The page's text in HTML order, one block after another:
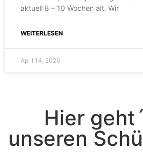
aktuell 8 – 10 Wochen alt. Wir
WEITERLESEN
April 14, 2026
Hier
unseren